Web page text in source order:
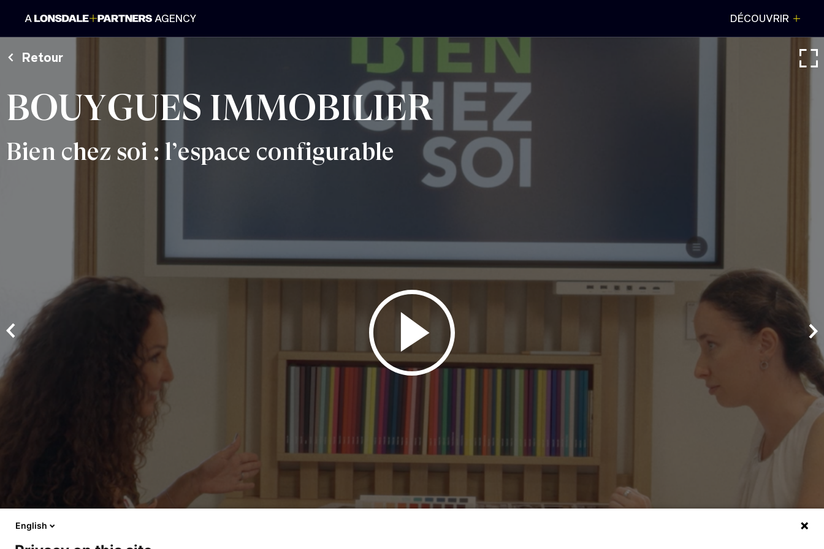
A AGENCY
DÉCOUVRIR
Lonsdale+Partners est une plateforme dédiée aux Marques, qui réunit plus de 220
experts du branding, du design et de la création à Paris, New York et Singapour.
Un collectif, 6 marques et une même culture entrepreneuriale.
Brand activation et communication
Maison de production audiovisuelle
Retour
BOUYGUES IMMOBILIER
Bien chez soi : l’espace configurable
English